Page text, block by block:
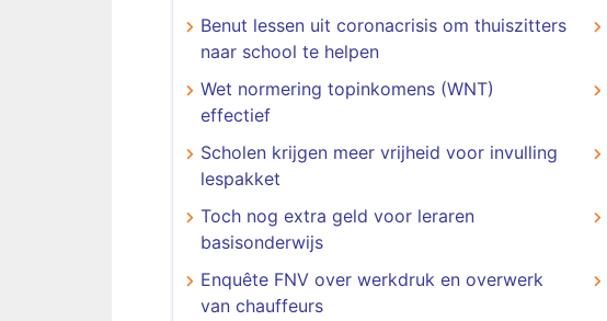
Benut lessen uit coronacrisis om thuiszitters
naar school te helpen
Wet normering topinkomens (WNT)
effectief
Scholen krijgen meer vrijheid voor invulling
lespakket
Toch nog extra geld voor leraren
basisonderwijs
Enquête FNV over werkdruk en overwerk
van chauffeurs